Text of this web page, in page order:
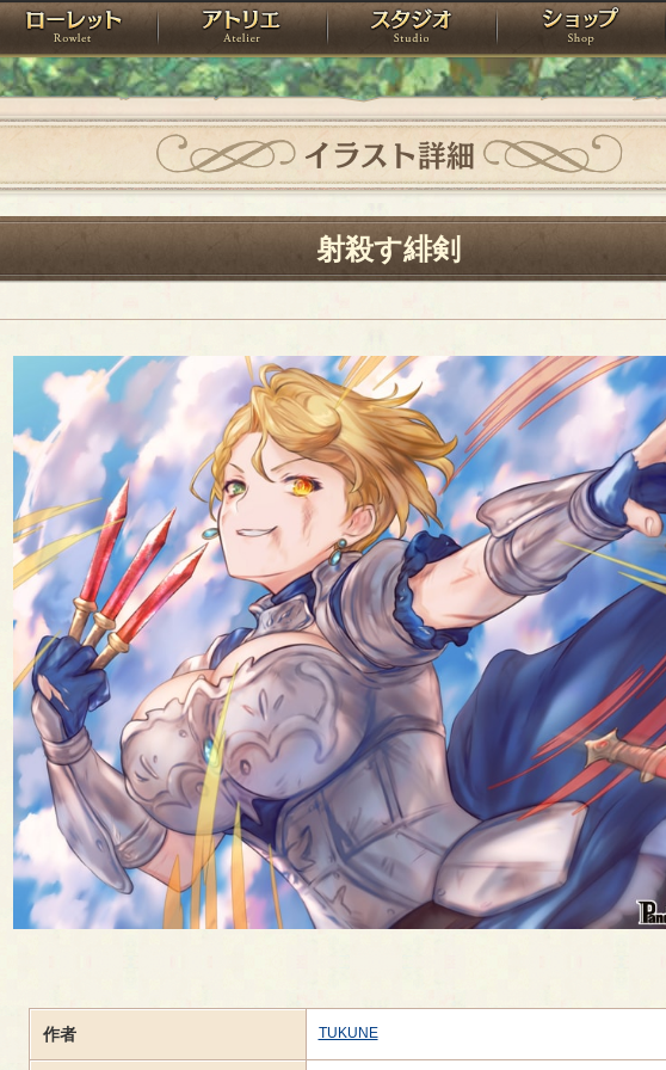
殿 ローレット アトリエ スタジオ
イラスト詳細
射殺す緋剣
作者 TUKUNE